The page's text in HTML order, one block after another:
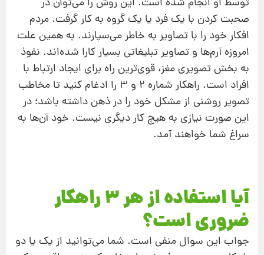
توسط او انجام شده است. این روش را می‌توان در
صحبت کردن با یک فرد یا یک گروه به کار گرفت. مردم
افکار خود را با تصاویر به خاطر می‌سپارند. به همین علت
امروزه آرم‌ها و تصاویر تبلیغاتی بسیار کارا شده‌اند. نفوذ
به بخش تصویری مغز، قوی‌ترین راه برای ایجاد ارتباط با
افراد است. راهکار شماره 2 و 3 را ادغام کنید تا مخاطب
تصویر روشنی از مشکل خود را در ذهن داشته باشد؛ در
این صورت نیازی به هیچ کار دیگری نیست. خود آن‌ها به
سراغ شما خواهند آمد.
آیا استفاده از هر 3 راهکار
ضروری است؟
جواب این سوال منفی است. شما می‌توانید از یک یا دو